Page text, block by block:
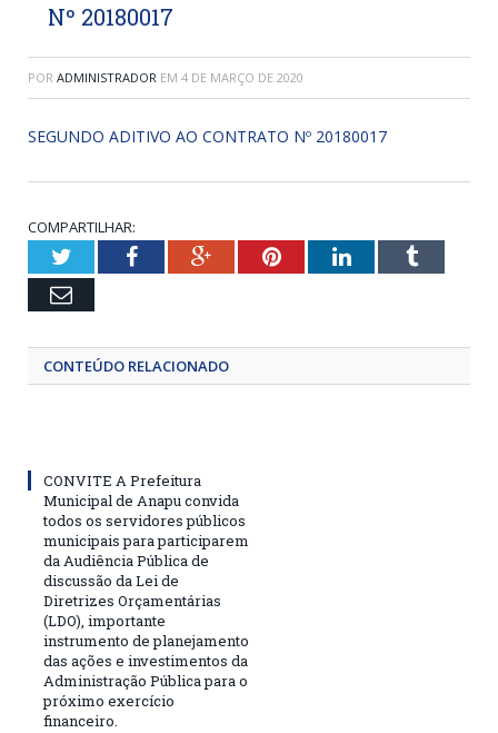
Nº 20180017
POR ADMINISTRADOR EM 4 DE MARÇO DE 2020
SEGUNDO ADITIVO AO CONTRATO Nº 20180017
COMPARTILHAR:
TwitterFacebookGoogle+PinterestLinkedInTumblr
Email
CONTEÚDO RELACIONADO
CONVITE A Prefeitura
Municipal de Anapu convida
todos os servidores públicos
municipais para participarem
da Audiência Pública de
discussão da Lei de
Diretrizes Orçamentárias
(LDO), importante
instrumento de planejamento
das ações e investimentos da
Administração Pública para o
próximo exercício
financeiro.